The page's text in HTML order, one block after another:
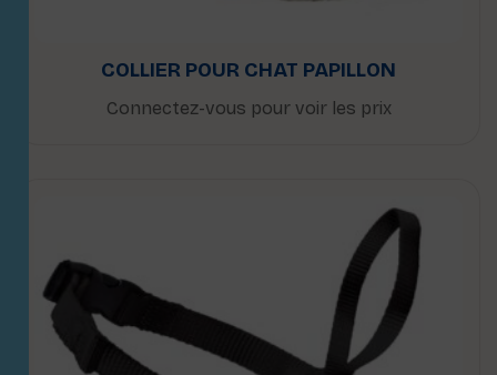
COLLIER POUR CHAT PAPILLON
Connectez-vous pour voir les prix